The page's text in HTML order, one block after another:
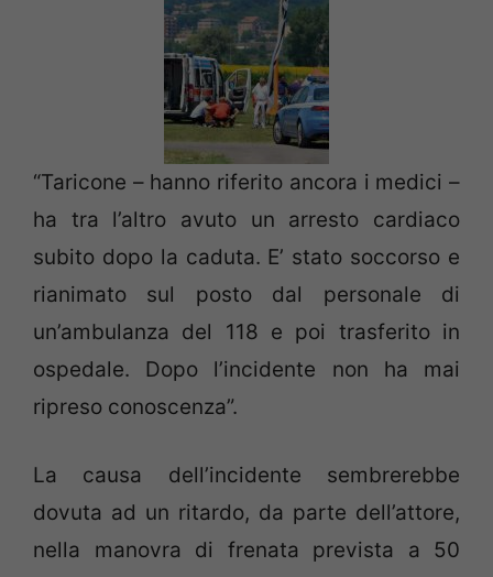
“Taricone – hanno riferito ancora i medici –
ha tra l’altro avuto un arresto cardiaco
subito dopo la caduta. E’ stato soccorso e
rianimato sul posto dal personale di
un’ambulanza del 118 e poi trasferito in
ospedale. Dopo l’incidente non ha mai
ripreso conoscenza”.
La causa dell’incidente sembrerebbe
dovuta ad un ritardo, da parte dell’attore,
nella manovra di frenata prevista a 50